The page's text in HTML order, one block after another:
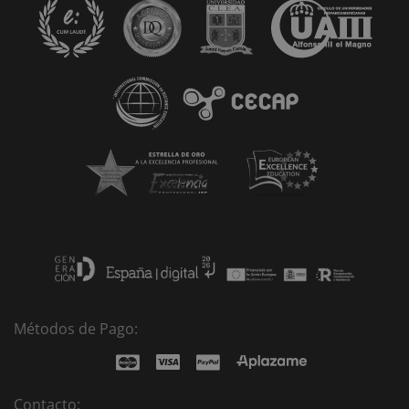
i
v
Métodos de Pago:
Contacto: